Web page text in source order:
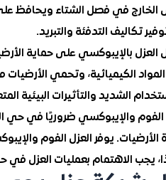
الخارج في فصل الشتاء
تكاليف التدفئة والتبريد.
العزل بالإيبوكسي على حماية
الكيميائية، وتحمي
الشديد والتأثيرات البيئية
الفوم والإيبوكسي ضروريًا في حي
يوفر العزل الفوم
يجب الاهتمام بعمليات العزل في